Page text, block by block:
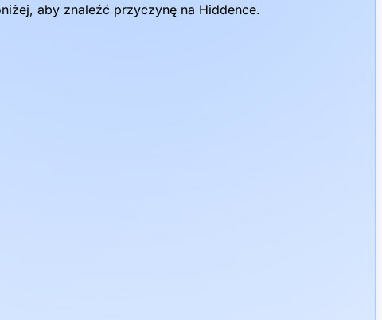
aby znaleźć przyczynę na Hiddence.